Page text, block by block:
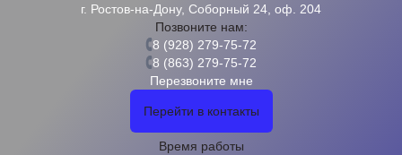
г. Ростов-на-Дону, Соборный 24, оф. 204
Позвоните нам:
8 (928) 279-75-72
8 (863) 279-75-72
Перезвоните мне
Перейти в контакты
Время работы